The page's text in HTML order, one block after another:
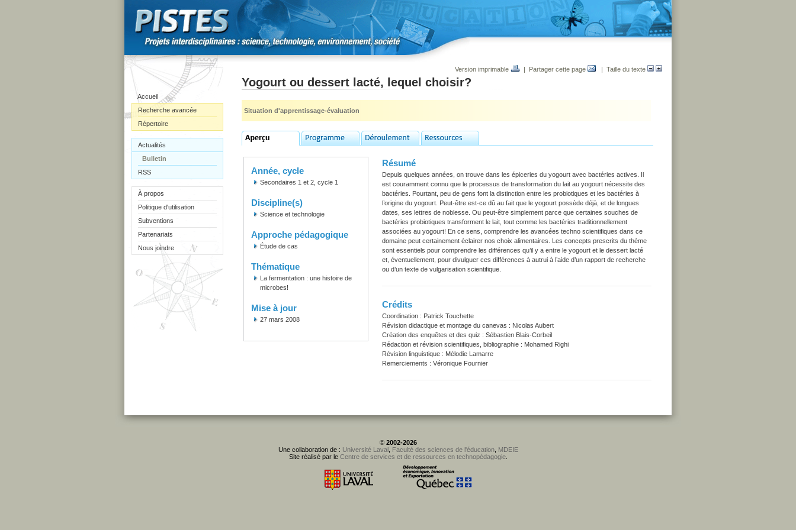
Accueil
Recherche avancée
Répertoire
Actualités
Bulletin
RSS
À propos
Politique d'utilisation
Subventions
Partenariats
Nous joindre
Version imprimable | Partager cette page | Taille du texte
Yogourt ou dessert lacté, lequel choisir?
Situation d'apprentissage-évaluation
Année, cycle
Secondaires 1 et 2, cycle 1
Discipline(s)
Science et technologie
Approche pédagogique
Étude de cas
Thématique
La fermentation : une histoire de
microbes!
Mise à jour
27 mars 2008
Résumé
Depuis quelques années, on trouve dans les épiceries du yogourt avec bactéries actives. Il
est couramment connu que le processus de transformation du lait au yogourt nécessite des
bactéries. Pourtant, peu de gens font la distinction entre les probiotiques et les bactéries à
l’origine du yogourt. Peut-être est-ce dû au fait que le yogourt possède déjà, et de longues
dates, ses lettres de noblesse. Ou peut-être simplement parce que certaines souches de
bactéries probiotiques transforment le lait, tout comme les bactéries traditionnellement
associées au yogourt! En ce sens, comprendre les avancées techno scientifiques dans ce
domaine peut certainement éclairer nos choix alimentaires. Les concepts prescrits du thème
sont essentiels pour comprendre les différences qu’il y a entre le yogourt et le dessert lacté
et, éventuellement, pour divulguer ces différences à autrui à l’aide d’un rapport de recherche
ou d’un texte de vulgarisation scientifique.
Crédits
Coordination : Patrick Touchette
Révision didactique et montage du canevas : Nicolas Aubert
Création des enquêtes et des quiz : Sébastien Blais-Corbeil
Rédaction et révision scientifiques, bibliographie : Mohamed Righi
Révision linguistique : Mélodie Lamarre
Remerciements : Véronique Fournier
© 2002-2026
Une collaboration de : Université Laval, Faculté des sciences de l'éducation, MDEIE
Site réalisé par le Centre de services et de ressources en technopédagogie.